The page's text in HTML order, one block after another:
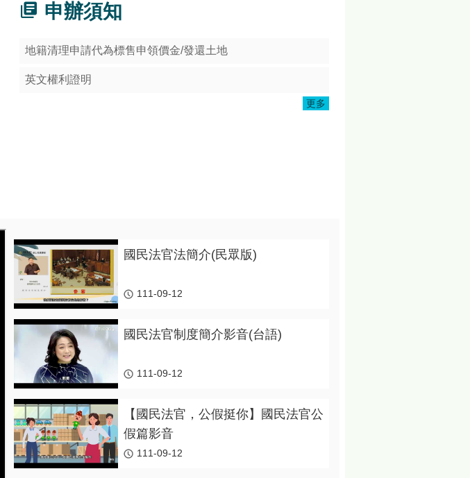
申辦須知
地籍清理申請代為標售申領價金/發還土地
英文權利證明
更多
國民法官法簡介(民眾版)
111-09-12
國民法官制度簡介影音(台語)
111-09-12
【國民法官，公假挺你】國民法官公
假篇影音
111-09-12